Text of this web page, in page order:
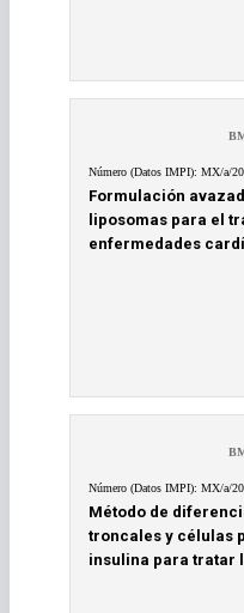
Número (Datos IMPI): MX/a/
Formulación
liposomas para el
enfermedades
Número (Datos IMPI): MX/a/
Método de
troncales y células
insulina para tratar